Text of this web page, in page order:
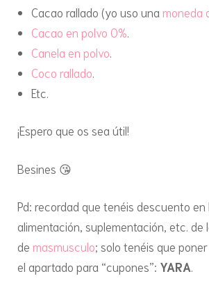
Cacao rallado (yo uso una moneda
Cacao en polvo 0%
Canela en polvo
Coco rallado
Etc.
¡Espero que os sea útil!
Besines 😘
Pd: recordad que tenéis descuento
alimentación, suplementación, etc. de
de masmusculo; solo tenéis que
el apartado para “cupones”: YARA